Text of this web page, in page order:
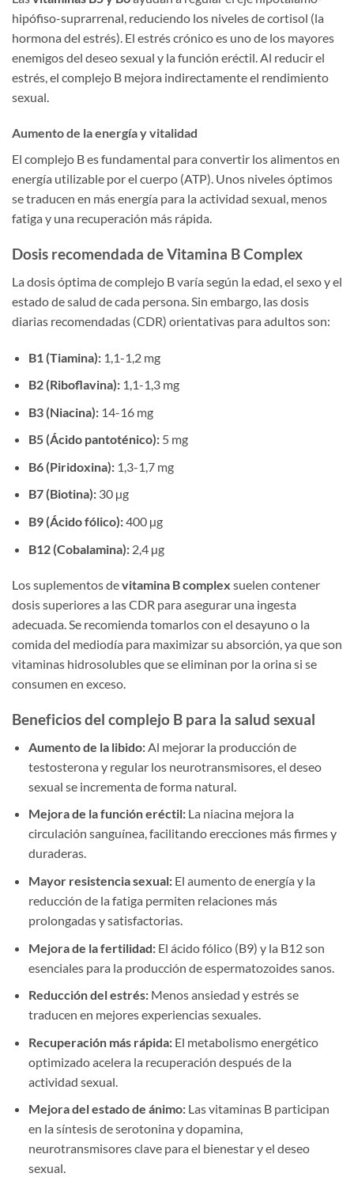
hipófiso-suprarrenal, reduciendo los niveles de cortisol (la
hormona del estrés). El estrés crónico es uno de los mayores
enemigos del deseo sexual y la función eréctil. Al reducir el
estrés, el complejo B mejora indirectamente el rendimiento
sexual.
Aumento de la energía y vitalidad
El complejo B es fundamental para convertir los alimentos en
energía utilizable por el cuerpo (ATP). Unos niveles óptimos
se traducen en más energía para la actividad sexual, menos
fatiga y una recuperación más rápida.
Dosis recomendada de Vitamina B Complex
La dosis óptima de complejo B varía según la edad, el sexo y el
estado de salud de cada persona. Sin embargo, las dosis
diarias recomendadas (CDR) orientativas para adultos son:
B1 (Tiamina):1,1-1,2 mg
B2 (Riboflavina):1,1-1,3 mg
B3 (Niacina):14-16 mg
B5 (Ácido pantoténico):5 mg
B6 (Piridoxina):1,3-1,7 mg
B7 (Biotina):30 µg
B9 (Ácido fólico):400 µg
B12 (Cobalamina):2,4 µg
Los suplementos devitamina B complex suelen contener
dosis superiores a las CDR para asegurar una ingesta
adecuada. Se recomienda tomarlos con el desayuno o la
comida del mediodía para maximizar su absorción, ya que son
vitaminas hidrosolubles que se eliminan por la orina si se
consumen en exceso.
Beneficios del complejo B para la salud sexual
Aumento de la libido:Al mejorar la producción de
testosterona y regular los neurotransmisores, el deseo
sexual se incrementa de forma natural.
Mejora de la función eréctil:La niacina mejora la
circulación sanguínea, facilitando erecciones más firmes y
duraderas.
Mayor resistencia sexual:El aumento de energía y la
reducción de la fatiga permiten relaciones más
prolongadas y satisfactorias.
Mejora de la fertilidad:El ácido fólico (B9) y la B12 son
esenciales para la producción de espermatozoides sanos.
Reducción del estrés:Menos ansiedad y estrés se
traducen en mejores experiencias sexuales.
Recuperación más rápida:El metabolismo energético
optimizado acelera la recuperación después de la
actividad sexual.
Mejora del estado de ánimo:Las vitaminas B participan
en la síntesis de serotonina y dopamina,
neurotransmisores clave para el bienestar y el deseo
sexual.